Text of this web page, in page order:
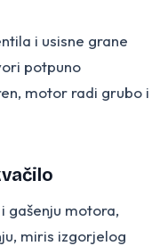
i usisne grane
potpuno
motor radi grubo i
gašenju motora,
miris izgorjelog